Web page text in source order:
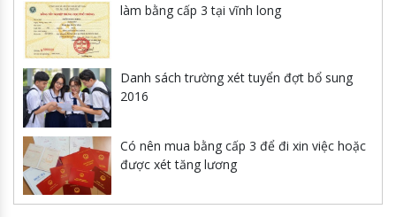
làm bằng cấp 3 tại vĩnh long
Danh sách trường xét tuyển đợt bổ sung
2016
Có nên mua bằng cấp 3 để đi xin việc hoặc
được xét tăng lương